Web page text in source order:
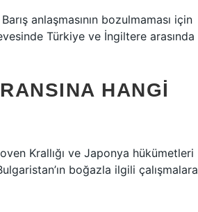
anlaşmasının bozulmaması için
Türkiye ve İngiltere arasında
HANGI
Krallığı ve Japonya hükümetleri
boğazla ilgili çalışmalara